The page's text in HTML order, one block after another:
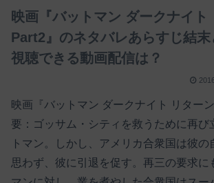
映画『バットマン ダークナイト
Part2』のネタバレあらすじ結
視聴できる動画配信は？
映画『バットマン ダークナイト リター
要：ゴッサム・シティを救うために再び
トマン。しかし、アメリカ合衆国は彼の
思わず、彼に引退を促す。再三の要求に